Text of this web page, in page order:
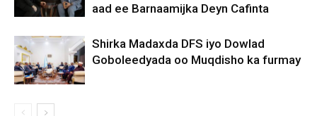
aad ee Barnaamijka Deyn Cafinta
Shirka Madaxda DFS iyo Dowlad
Goboleedyada oo Muqdisho ka furmay